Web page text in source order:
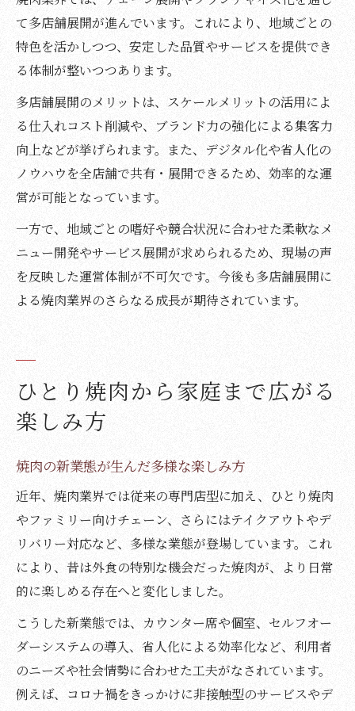
て多店舗展開が進んでいます。これにより、地域ごとの
特色を活かしつつ、安定した品質やサービスを提供でき
る体制が整いつつあります。
多店舗展開のメリットは、スケールメリットの活用によ
る仕入れコスト削減や、ブランド力の強化による集客力
向上などが挙げられます。また、デジタル化や省人化の
ノウハウを全店舗で共有・展開できるため、効率的な運
営が可能となっています。
一方で、地域ごとの嗜好や競合状況に合わせた柔軟なメ
ニュー開発やサービス展開が求められるため、現場の声
を反映した運営体制が不可欠です。今後も多店舗展開に
よる焼肉業界のさらなる成長が期待されています。
ひとり焼肉から家庭まで広がる
楽しみ方
焼肉の新業態が生んだ多様な楽しみ方
近年、焼肉業界では従来の専門店型に加え、ひとり焼肉
やファミリー向けチェーン、さらにはテイクアウトやデ
リバリー対応など、多様な業態が登場しています。これ
により、昔は外食の特別な機会だった焼肉が、より日常
的に楽しめる存在へと変化しました。
こうした新業態では、カウンター席や個室、セルフオー
ダーシステムの導入、省人化による効率化など、利用者
のニーズや社会情勢に合わせた工夫がなされています。
例えば、コロナ禍をきっかけに非接触型のサービスやデ